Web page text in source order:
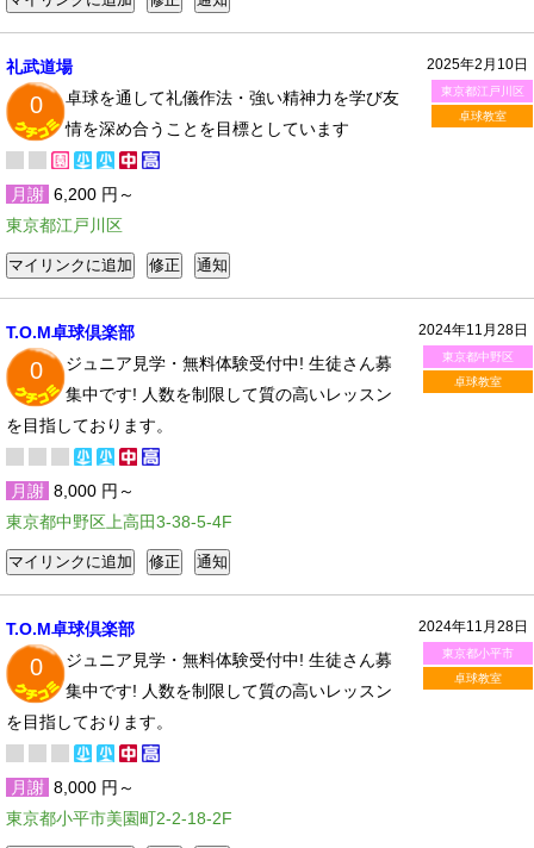
2025年2月10日
東京都江戸川区
卓球教室
礼武道場
0
卓球を通して礼儀作法・強い精神力を学び友
情を深め合うことを目標としています
月謝 6,200 円～
東京都江戸川区
2024年11月28日
東京都中野区
卓球教室
T.O.M卓球倶楽部
0
ジュニア見学・無料体験受付中! 生徒さん募
集中です! 人数を制限して質の高いレッスン
を目指しております。
月謝 8,000 円～
東京都中野区上高田3-38-5-4F
2024年11月28日
東京都小平市
卓球教室
T.O.M卓球倶楽部
0
ジュニア見学・無料体験受付中! 生徒さん募
集中です! 人数を制限して質の高いレッスン
を目指しております。
月謝 8,000 円～
東京都小平市美園町2-2-18-2F